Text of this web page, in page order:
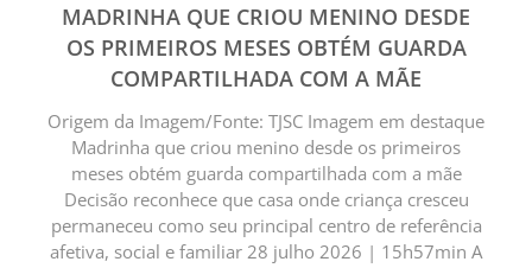
MADRINHA QUE CRIOU MENINO DESDE
OS PRIMEIROS MESES OBTÉM GUARDA
COMPARTILHADA COM A MÃE
Origem da Imagem/Fonte: TJSC Imagem em destaque
Madrinha que criou menino desde os primeiros
meses obtém guarda compartilhada com a mãe
Decisão reconhece que casa onde criança cresceu
permaneceu como seu principal centro de referência
afetiva, social e familiar 28 julho 2026 | 15h57min A